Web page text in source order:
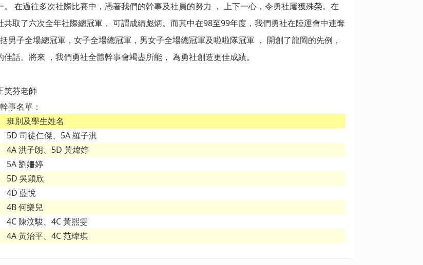
。 在過往多次社際比賽中，憑著我們的幹事及社員的努力 ， 上下一心，令勇社屢獲殊榮。在
共取了六次全年社際總冠軍， 可謂成績彪炳。而其中在98至99年度，我們勇社在陸運會中連奪
男子全場總冠軍，女子全場總冠軍，男女子全場總冠軍及啦啦隊冠軍 ， 開創了龍岡的先例，
話。將來 ，我們勇社全體幹事會竭盡所能， 為勇社創造更佳成績。
笑芬老師
事名單：
班別及學生姓名
5D 司徒仁傑、5A 羅子淇
4A 洪子朗、5D 黃煒婷
5A 劉姍婷
5D 吳穎欣
4D 藍悅
4B 何樂兒
4C 陳汶駿、4C 黃熙雯
4A 黃治平、4C 范瑋琪